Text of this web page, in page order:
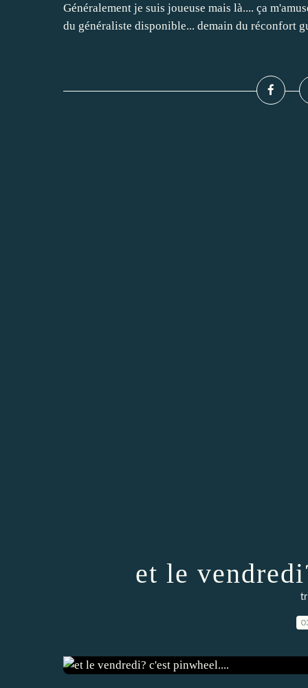
Généralement je suis joueuse mais là.... ça
du généraliste disponible... demain du réconfort
et le